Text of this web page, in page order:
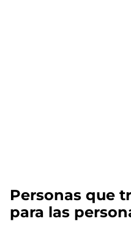
Personas que
para las